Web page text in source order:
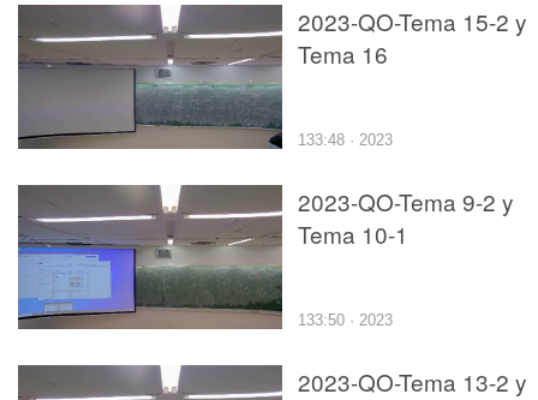
2023-QO-Tema 15-2 y
Tema 16
133:48 · 2023
2023-QO-Tema 9-2 y
Tema 10-1
133:50 · 2023
2023-QO-Tema 13-2 y